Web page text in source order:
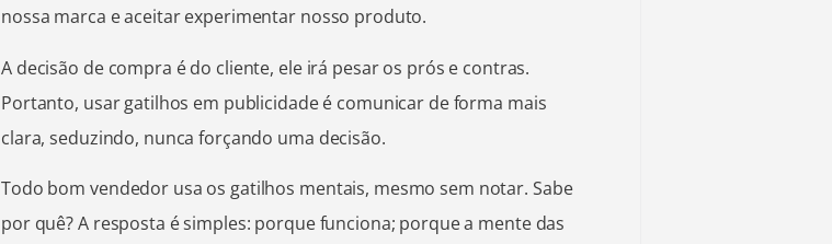
nossa marca e aceitar experimentar nosso produto.
A decisão de compra é do cliente, ele irá pesar os prós e contras.
Portanto, usar gatilhos em publicidade é comunicar de forma mais
clara, seduzindo, nunca forçando uma decisão.
Todo bom vendedor usa os gatilhos mentais, mesmo sem notar. Sabe
por quê? A resposta é simples: porque funciona; porque a mente das